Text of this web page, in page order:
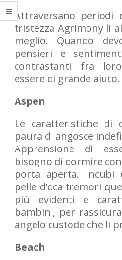
Attraversano
tristezza Agrimony li
meglio. Quando
pensieri e
contrastanti fra
essere di grande aiuto.
Aspen
Le caratteristiche di
paura di angosce
Apprensione di
bisogno di dormire con
porta aperta. Incubi
pelle d’oca tremori
più evidenti e
bambini, per
angelo custode che li
Beach